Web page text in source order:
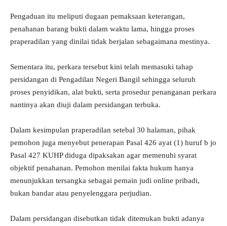
Pengaduan itu meliputi dugaan pemaksaan keterangan,
penahanan barang bukti dalam waktu lama, hingga proses
praperadilan yang dinilai tidak berjalan sebagaimana mestinya.
Sementara itu, perkara tersebut kini telah memasuki tahap
persidangan di Pengadilan Negeri Bangil sehingga seluruh
proses penyidikan, alat bukti, serta prosedur penanganan perkara
nantinya akan diuji dalam persidangan terbuka.
Dalam kesimpulan praperadilan setebal 30 halaman, pihak
pemohon juga menyebut penerapan Pasal 426 ayat (1) huruf b jo
Pasal 427 KUHP diduga dipaksakan agar memenuhi syarat
objektif penahanan. Pemohon menilai fakta hukum hanya
menunjukkan tersangka sebagai pemain judi online pribadi,
bukan bandar atau penyelenggara perjudian.
Dalam persidangan disebutkan tidak ditemukan bukti adanya